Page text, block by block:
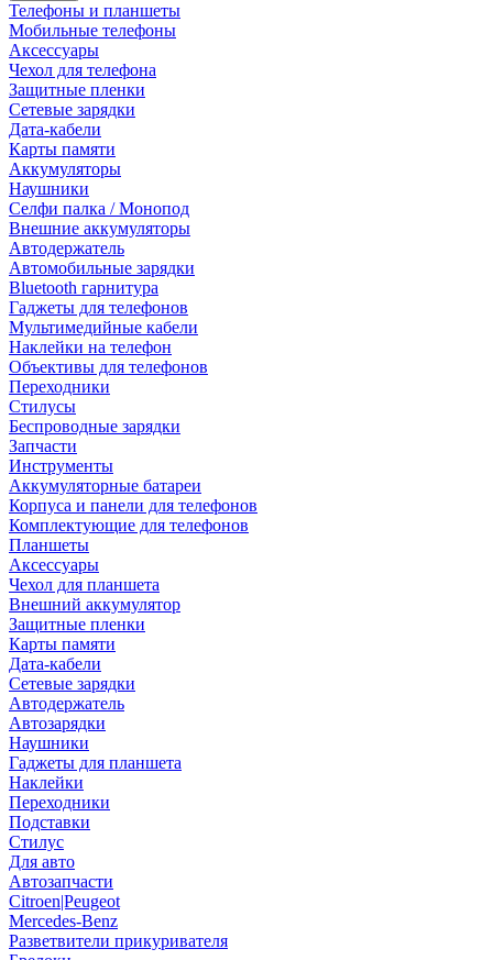
Телефоны и планшеты
Мобильные телефоны
Аксессуары
Чехол для телефона
Защитные пленки
Сетевые зарядки
Дата-кабели
Карты памяти
Аккумуляторы
Наушники
Селфи палка / Монопод
Внешние аккумуляторы
Автодержатель
Автомобильные зарядки
Bluetooth гарнитура
Гаджеты для телефонов
Мультимедийные кабели
Наклейки на телефон
Объективы для телефонов
Переходники
Стилусы
Беспроводные зарядки
Запчасти
Инструменты
Аккумуляторные батареи
Корпуса и панели для телефонов
Комплектующие для телефонов
Планшеты
Аксессуары
Чехол для планшета
Внешний аккумулятор
Защитные пленки
Карты памяти
Дата-кабели
Сетевые зарядки
Автодержатель
Автозарядки
Наушники
Гаджеты для планшета
Наклейки
Переходники
Подставки
Стилус
Для авто
Автозапчасти
Citroen|Peugeot
Mercedes-Benz
Разветвители прикуривателя